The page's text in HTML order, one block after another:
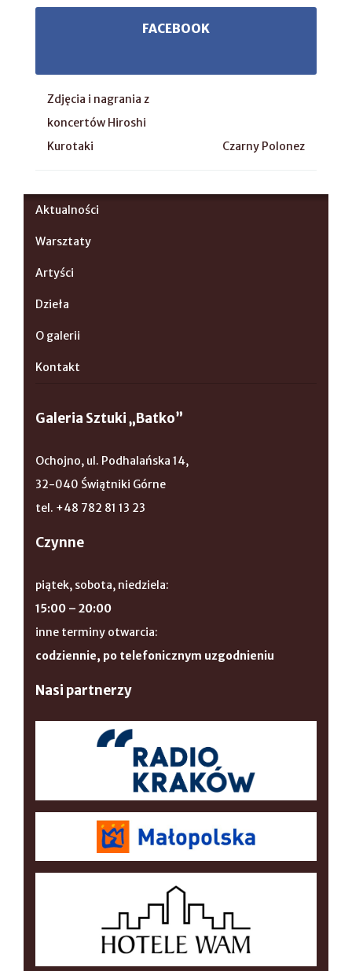
FACEBOOK
Zdjęcia i nagrania z
koncertów Hiroshi
Kurotaki
Czarny Polonez
Aktualności
Warsztaty
Artyści
Dzieła
O galerii
Kontakt
Galeria Sztuki „Batko”
Ochojno, ul. Podhalańska 14,
32-040 Świątniki Górne
tel. +48 782 81 13 23
Czynne
piątek, sobota, niedziela:
15:00 – 20:00
inne terminy otwarcia:
codziennie, po telefonicznym uzgodnieniu
Nasi partnerzy